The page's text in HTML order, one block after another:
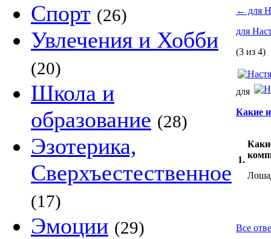
Спорт (26)
Увлечения и Хобби
(20)
Школа и
образование (28)
Эзотерика,
Сверхъестественное
(17)
Эмоции (29)
← для
для
(3 из 4)
для
Какие
1.
Все